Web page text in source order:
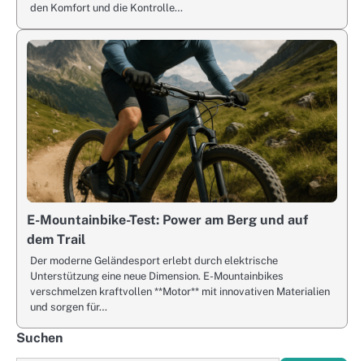
den Komfort und die Kontrolle…
E-Mountainbike-Test: Power am Berg und auf
dem Trail
Der moderne Geländesport erlebt durch elektrische
Unterstützung eine neue Dimension. E-Mountainbikes
verschmelzen kraftvollen **Motor** mit innovativen Materialien
und sorgen für…
Suchen